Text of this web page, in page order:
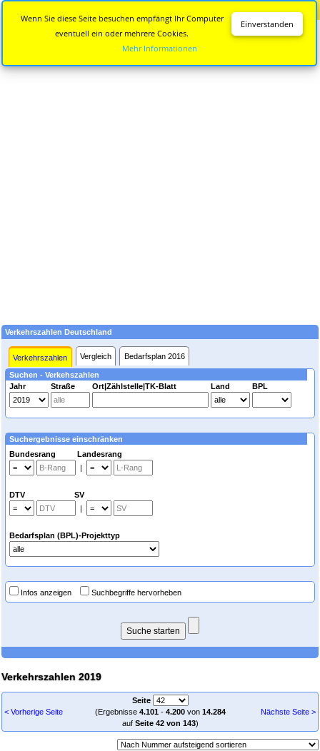
Verkehrszahlen Deutschland
Verkehrszahlen Vergleich Bedarfsplan 2016
Suchen - Verkehszahlen
Jahr
Straße Ort|Zählstelle|TK-Blatt Land BPL
Suchergebnisse einschränken
Bundesrang Landesrang
|
DTV SV
|
Bedarfsplan (BPL)-Projekttyp
Infos anzeigen Suchbegriffe hervorheben
Verkehrszahlen 2019
< Vorherige Seite
Seite
(Ergebnisse 4.101- 4.200von 14.284
auf Seite 42 von 143)
Nächste Seite >
Einverstanden
Wenn Sie diese Seite besuchen empfängt Ihr Computer
eventuell ein oder mehrere Cookies.
Mehr Informationen